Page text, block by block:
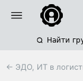
Найти
← ЭДО, ИТ в